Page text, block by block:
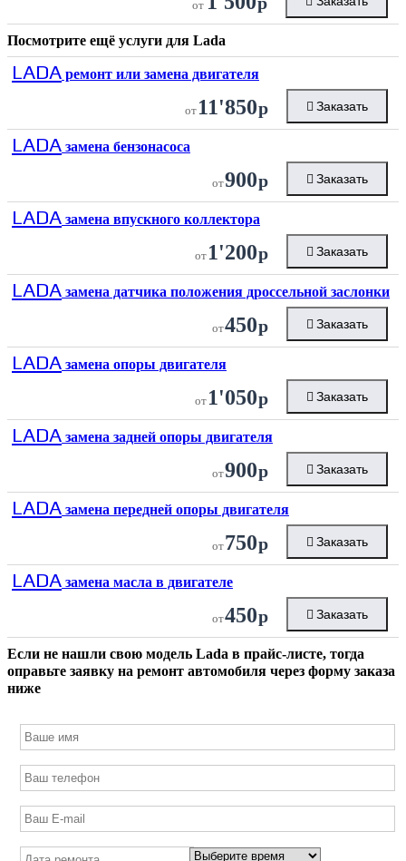
от
Посмотрите ещё услуги для Lada
LADA ремонт или замена двигателя
от 11'850р Заказать
LADA замена бензонасоса
от900р Заказать
LADA замена впускного коллектора
от 1'200р Заказать
LADA замена датчика положения дроссельной заслонки
от450р Заказать
LADA замена опоры двигателя
от 1'050р Заказать
LADA замена задней опоры двигателя
от900р Заказать
LADA замена передней опоры двигателя
от750р Заказать
LADA замена масла в двигателе
от450р Заказать
Если не нашли свою модель Lada в прайс-листе, тогда
оправьте заявку на ремонт автомобиля через форму заказа
ниже